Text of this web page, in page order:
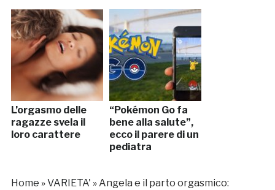
L’orgasmo delle
ragazze svela il
loro carattere
“Pokémon Go fa
bene alla salute”,
ecco il parere di un
pediatra
Home »VARIETA' »Angela e il parto orgasmico: